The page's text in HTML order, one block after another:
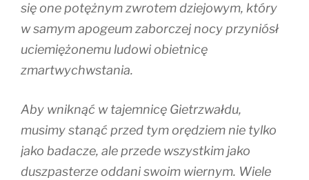
się one potężnym zwrotem dziejowym, który
w samym apogeum zaborczej nocy przyniósł
uciemiężonemu ludowi obietnicę
zmartwychwstania.
Aby wniknąć w tajemnicę Gietrzwałdu,
musimy stanąć przed tym orędziem nie tylko
jako badacze, ale przede wszystkim jako
duszpasterze oddani swoim wiernym. Wiele